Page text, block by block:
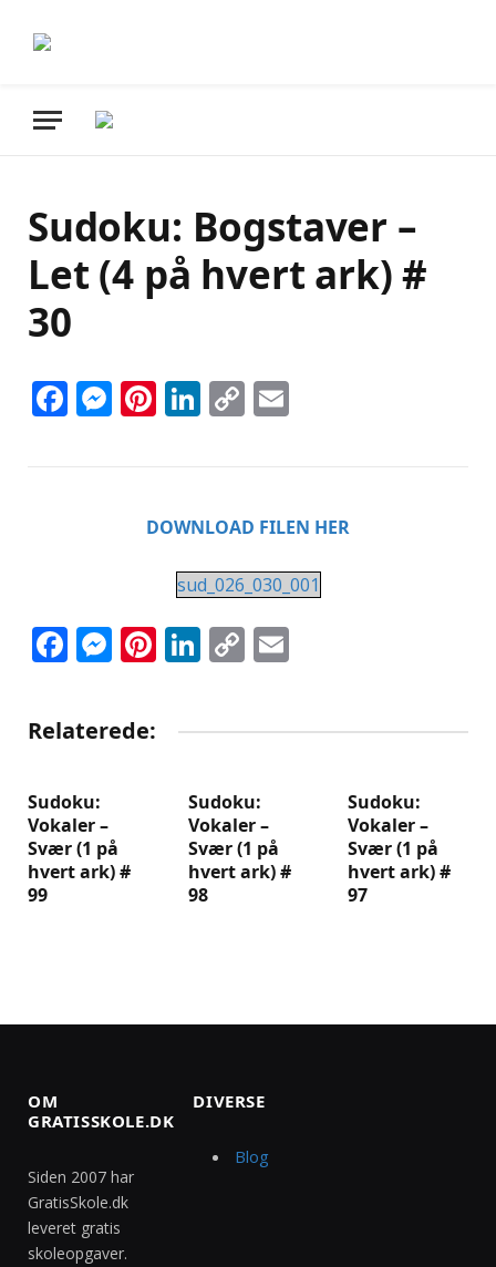
Sudoku: Bogstaver –
Let (4 på hvert ark) #
30
Facebook
Messenger
Pinterest
LinkedIn
Copy
DOWNLOAD FILEN HER
sud_026_030_001
Facebook
Messenger
Pinterest
LinkedIn
Copy
Relaterede:
Sudoku:
Vokaler –
Svær (1 på
hvert ark) #
99
Sudoku:
Vokaler –
Svær (1 på
hvert ark) #
98
Sudoku:
Vokaler –
Svær (1 på
hvert ark) #
97
OM
GRATISSKOLE.DK
Siden 2007 har
GratisSkole.dk
leveret gratis
skoleopgaver.
DIVERSE
Blog